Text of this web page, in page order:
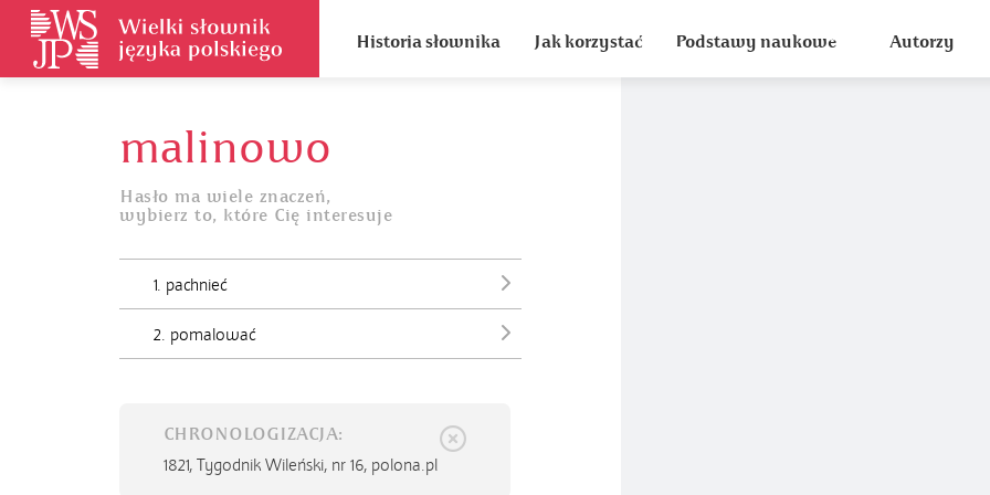
Historia słownika Jak korzystać Podstawy naukowe Autorzy
malinowo
Hasło ma wiele znaczeń,
wybierz to, które Cię interesuje
1. pachnieć
2. pomalować
CHRONOLOGIZACJA:
1821, Tygodnik Wileński, nr 16, polona.pl